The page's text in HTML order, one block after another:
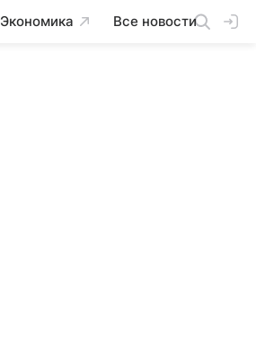
Экономика Все новости